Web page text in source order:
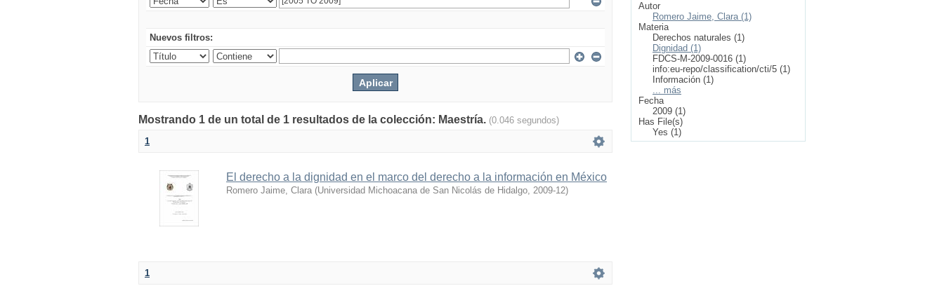
Nuevos filtros:
Mostrando 1 de un total de 1 resultados de la colección: Maestría. (0.046 segundos)
1
El derecho a la dignidad en el marco del derecho a la información en México
Romero Jaime, Clara (Universidad Michoacana de San Nicolás de Hidalgo, 2009-12)
1
Autor
Romero Jaime, Clara (1)
Materia
Derechos naturales (1)
Dignidad (1)
FDCS-M-2009-0016 (1)
info:eu-repo/classification/cti/5 (1)
Información (1)
... más
Fecha
2009 (1)
Has File(s)
Yes (1)